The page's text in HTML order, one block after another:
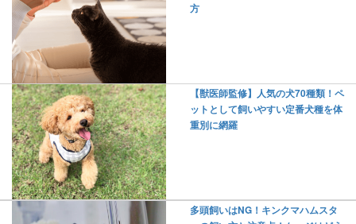
方
【獣医師監修】人気の犬70種類！ペ
ットとして飼いやすい定番犬種を体
重別に網羅
多頭飼いはNG！キンクマハムスタ